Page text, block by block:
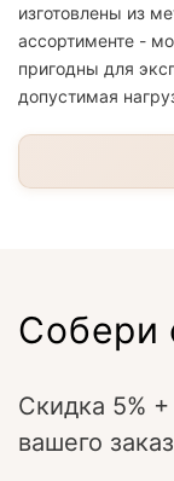
изготовлены из
ассортименте -
пригодны для
допустимая
Собери
Скидка 5%
вашего